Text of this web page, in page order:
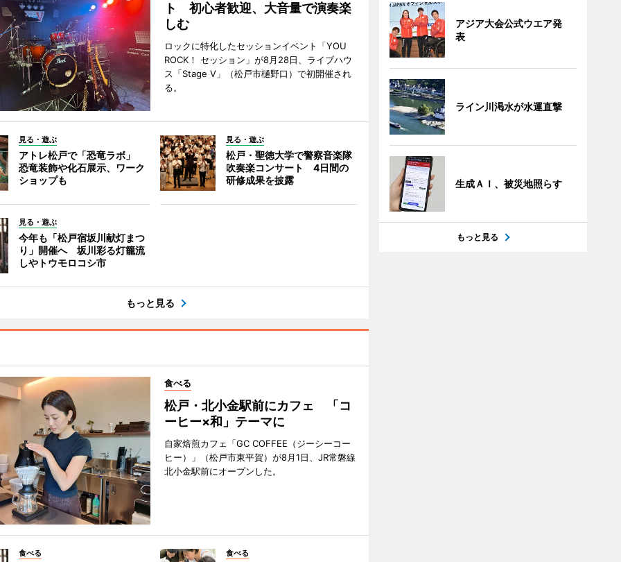
ト 初心者歓迎、大音量で演奏楽
しむ
ロックに特化したセッションイベント「YOU
ROCK！ セッション」が8月28日、ライブハウ
ス「Stage V」（松戸市樋野口）で初開催され
る。
見る・遊ぶ
アトレ松戸で「恐竜ラボ」
恐竜装飾や化石展示、ワーク
ショップも
見る・遊ぶ
松戸・聖徳大学で警察音楽隊
吹奏楽コンサート 4日間の
研修成果を披露
見る・遊ぶ
今年も「松戸宿坂川献灯まつ
り」開催へ 坂川彩る灯籠流
しやトウモロコシ市
もっと見る
食べる
松戸・北小金駅前にカフェ 「コ
ーヒー×和」テーマに
自家焙煎カフェ「GC COFFEE（ジーシーコー
ヒー）」（松戸市東平賀）が8月1日、JR常磐線
北小金駅前にオープンした。
食べる 食べる
アジア大会公式ウエア発
表
ライン川渇水が水運直撃
生成ＡＩ、被災地照らす
もっと見る